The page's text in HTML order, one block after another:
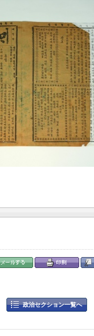
政治セクション一覧へ